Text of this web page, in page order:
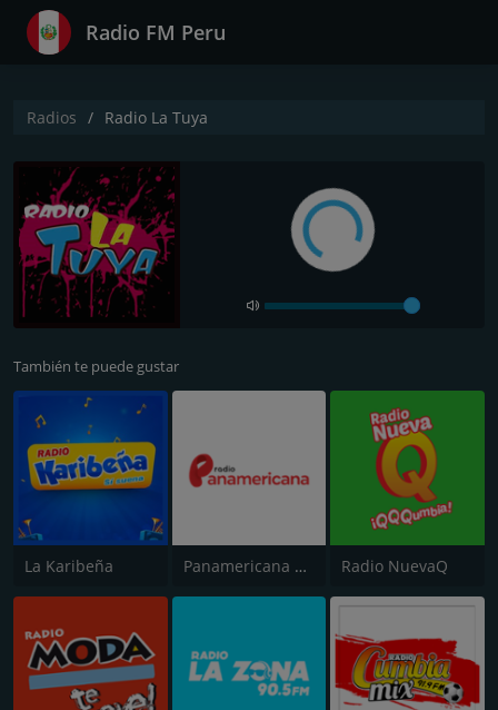
Radio FM Peru
Radios Radio La Tuya
También te puede gustar
La Karibeña Panamericana Radio Radio NuevaQ